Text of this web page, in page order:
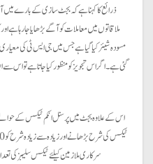
ذرائع کا کہنا ہے کہ بجٹ سازی کے بارے
ملاقاتوں میں معاملات کو آگے بڑھایا جارہا ہے
اس کے علاوہ بجٹ میں پرسنل انکم ٹیکس کے
سرکاری ملازمین کیلئے ٹیکس سلیبز کی